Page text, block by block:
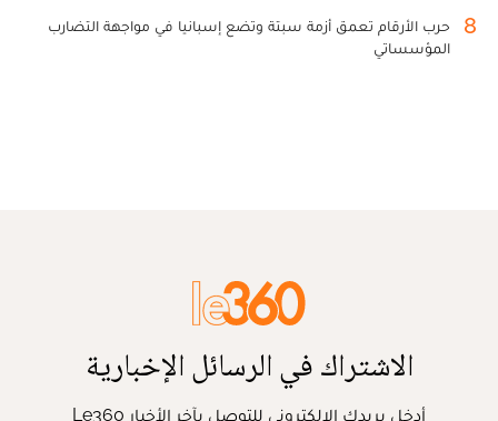
8
حرب الأرقام تعمق أزمة سبتة وتضع إسبانيا في مواجهة التضارب
المؤسساتي
الاشتراك في الرسائل الإخبارية
أدخل بريدك الإلكتروني للتوصل بآخر الأخبار Le360